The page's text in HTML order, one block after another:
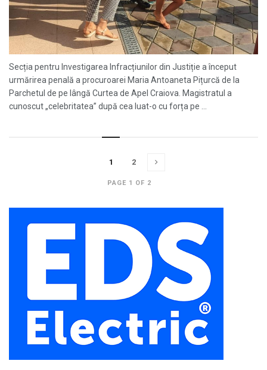
Secția pentru Investigarea Infracțiunilor din Justiție a început
urmărirea penală a procuroarei Maria Antoaneta Pițurcă de la
Parchetul de pe lângă Curtea de Apel Craiova. Magistratul a
cunoscut „celebritatea” după cea luat-o cu forța pe ...
PAGE 1 OF 2
1 2